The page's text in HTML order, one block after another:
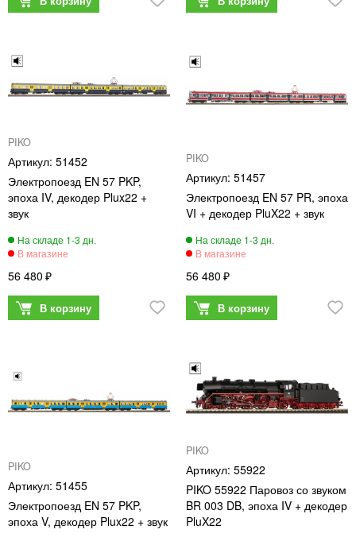
PIKO
51452
Электропоезд EN 57 PKP,
эпоха IV, декодер Plux22 +
звук
56 480
PIKO
51457
Электропоезд EN 57 PR, эпоха
VI + декодер PluX22 + звук
56 480
PIKO
51455
Электропоезд EN 57 PKP,
эпоха V, декодер Plux22 + звук
PIKO
55922
PIKO 55922 Паровоз со звуком
BR 003 DB, эпоха IV + декодер
PluX22